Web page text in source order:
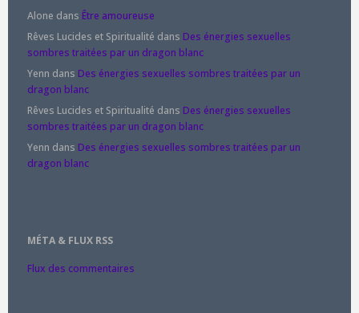
Alone dans Être amoureuse
Rêves Lucides et Spiritualité dans Des énergies sexuelles
sombres traitées par un dragon blanc
Yenn dans Des énergies sexuelles sombres traitées par un
dragon blanc
Rêves Lucides et Spiritualité dans Des énergies sexuelles
sombres traitées par un dragon blanc
Yenn dans Des énergies sexuelles sombres traitées par un
dragon blanc
MÉTA & FLUX RSS
Flux des commentaires